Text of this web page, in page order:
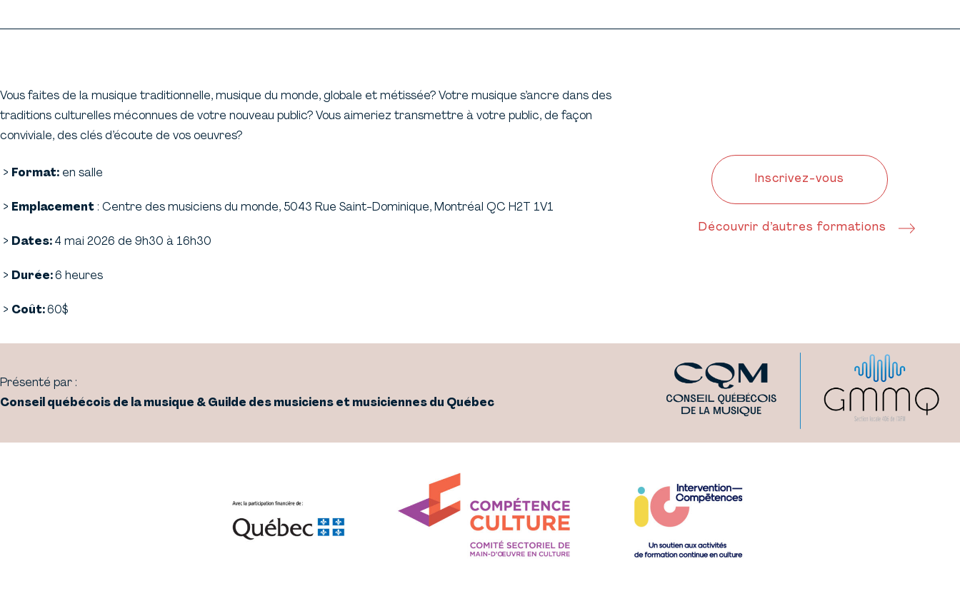
Vous faites de la musique traditionnelle, musique du monde, globale et métissée? Votre musique s’ancre dans des
traditions culturelles méconnues de votre nouveau public? Vous aimeriez transmettre à votre public, de façon
conviviale, des clés d’écoute de vos oeuvres?
Format: en salle
Emplacement : Centre des musiciens du monde, 5043 Rue Saint-Dominique, Montréal QC H2T 1V1
Dates: 4 mai 2026 de 9h30 à 16h30
Durée:6 heures
Coût:60$
Inscrivez-vous
Découvrir d’autres formations
Présenté par :
Conseil québécois de la musique & Guilde des musiciens et musiciennes du Québec